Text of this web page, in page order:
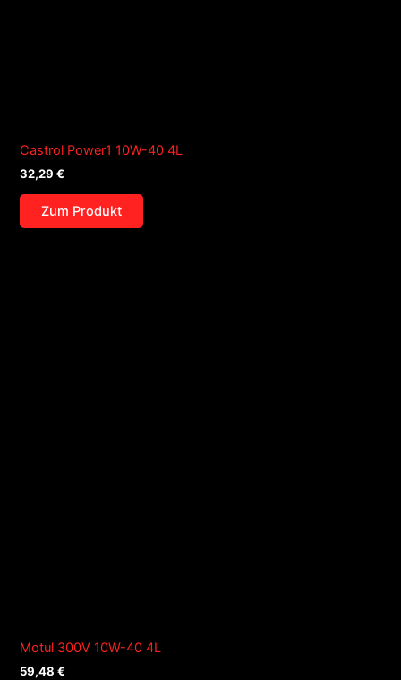
Castrol Power1 10W-40 4L
32,29€
Zum Produkt
Motul 300V 10W-40 4L
59,48€